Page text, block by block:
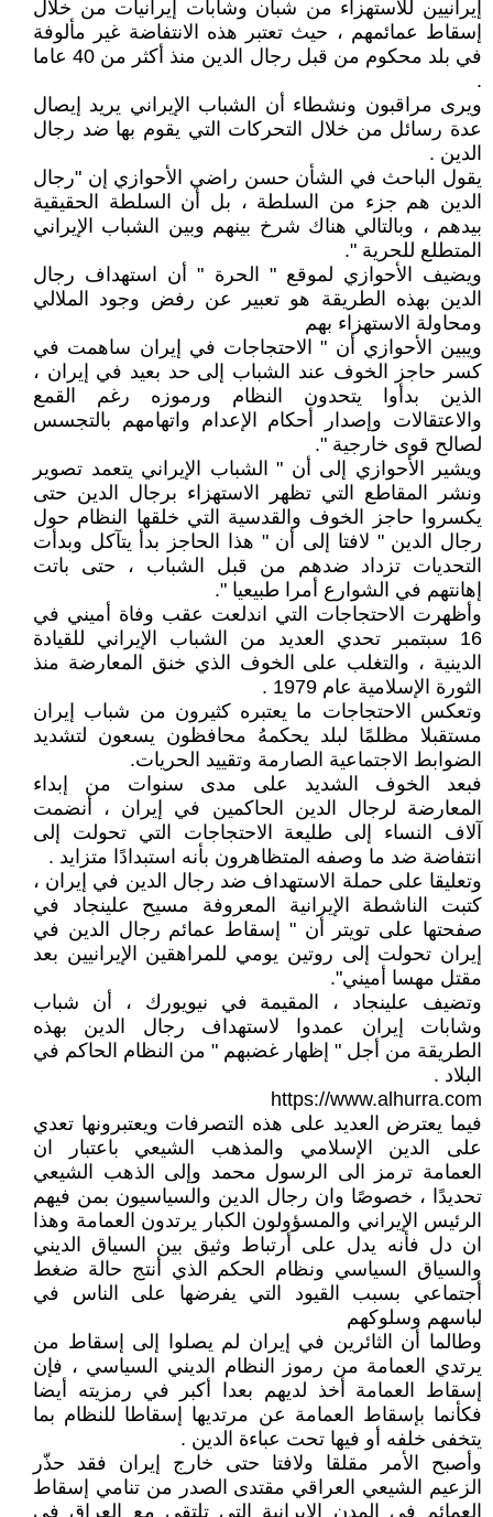
إيرانيين للاستهزاء من شبان وشابات إيرانيات من خلال
إسقاط عمائمهم ، حيث تعتبر هذه الانتفاضة غير مألوفة
في بلد محكوم من قبل رجال الدين منذ أكثر من 40 عاما
.
ويرى مراقبون ونشطاء أن الشباب الإيراني يريد إيصال
عدة رسائل من خلال التحركات التي يقوم بها ضد رجال
الدين .
يقول الباحث في الشأن حسن راضي الأحوازي إن "رجال
الدين هم جزء من السلطة ، بل أن السلطة الحقيقية
بيدهم ، وبالتالي هناك شرخ بينهم وبين الشباب الإيراني
المتطلع للحرية ".
ويضيف الأحوازي لموقع " الحرة " أن استهداف رجال
الدين بهذه الطريقة هو تعبير عن رفض وجود الملالي
ومحاولة الاستهزاء بهم
ويبين الأحوازي أن " الاحتجاجات في إيران ساهمت في
كسر حاجز الخوف عند الشباب إلى حد بعيد في إيران ،
الذين بدأوا يتحدون النظام ورموزه رغم القمع
والاعتقالات وإصدار أحكام الإعدام واتهامهم بالتجسس
لصالح قوى خارجية ".
ويشير الأحوازي إلى أن " الشباب الإيراني يتعمد تصوير
ونشر المقاطع التي تظهر الاستهزاء برجال الدين حتى
يكسروا حاجز الخوف والقدسية التي خلقها النظام حول
رجال الدين " لافتا إلى أن " هذا الحاجز بدأ يتآكل وبدأت
التحديات تزداد ضدهم من قبل الشباب ، حتى باتت
إهانتهم في الشوارع أمرا طبيعيا ".
وأظهرت الاحتجاجات التي اندلعت عقب وفاة أميني في
16 سبتمبر تحدي العديد من الشباب الإيراني للقيادة
الدينية ، والتغلب على الخوف الذي خنق المعارضة منذ
الثورة الإسلامية عام 1979 .
وتعكس الاحتجاجات ما يعتبره كثيرون من شباب إيران
مستقبلا مظلمًا لبلد يحكمهُ محافظون يسعون لتشديد
الضوابط الاجتماعية الصارمة وتقييد الحريات.
فبعد الخوف الشديد على مدى سنوات من إبداء
المعارضة لرجال الدين الحاكمين في إيران ، أنضمت
آلاف النساء إلى طليعة الاحتجاجات التي تحولت إلى
انتفاضة ضد ما وصفه المتظاهرون بأنه استبدادًا متزايد .
وتعليقا على حملة الاستهداف ضد رجال الدين في إيران ،
كتبت الناشطة الإيرانية المعروفة مسيح علينجاد في
صفحتها على تويتر أن " إسقاط عمائم رجال الدين في
إيران تحولت إلى روتين يومي للمراهقين الإيرانيين بعد
مقتل مهسا أميني".
وتضيف علينجاد ، المقيمة في نيويورك ، أن شباب
وشابات إيران عمدوا لاستهداف رجال الدين بهذه
الطريقة من أجل " إظهار غضبهم " من النظام الحاكم في
البلاد .
https://www.alhurra.com
فيما يعترض العديد على هذه التصرفات ويعتبرونها تعدي
على الدين الإسلامي والمذهب الشيعي باعتبار ان
العمامة ترمز الى الرسول محمد وإلى الذهب الشيعي
تحديدًا ، خصوصًا وان رجال الدين والسياسيون بمن فيهم
الرئيس الإيراني والمسؤولون الكبار يرتدون العمامة وهذا
ان دل فأنه يدل على أرتباط وثيق بين السياق الديني
والسياق السياسي ونظام الحكم الذي أنتج حالة ضغط
أجتماعي بسبب القيود التي يفرضها على الناس في
لباسهم وسلوكهم
وطالما أن الثائرين في إيران لم يصلوا إلى إسقاط من
يرتدي العمامة من رموز النظام الديني السياسي ، فإن
إسقاط العمامة أخذ لديهم بعدا أكبر في رمزيته أيضا
فكأنما بإسقاط العمامة عن مرتديها إسقاطا للنظام بما
يتخفى خلفه أو فيها تحت عباءة الدين .
وأصبح الأمر مقلقا ولافتا حتى خارج إيران فقد حذّر
الزعيم الشيعي العراقي مقتدى الصدر من تنامي إسقاط
العمائم في المدن الإيرانية التي تلتقي مع العراق في